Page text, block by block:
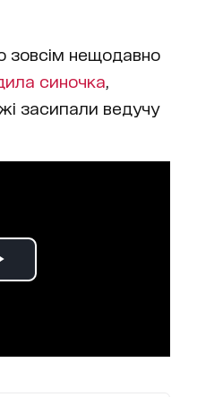
зовсім нещодавно
синочка
засипали ведучу